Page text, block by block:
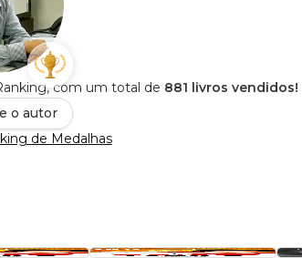
com um total de 881 livros vendidos!
o autor
de Medalhas